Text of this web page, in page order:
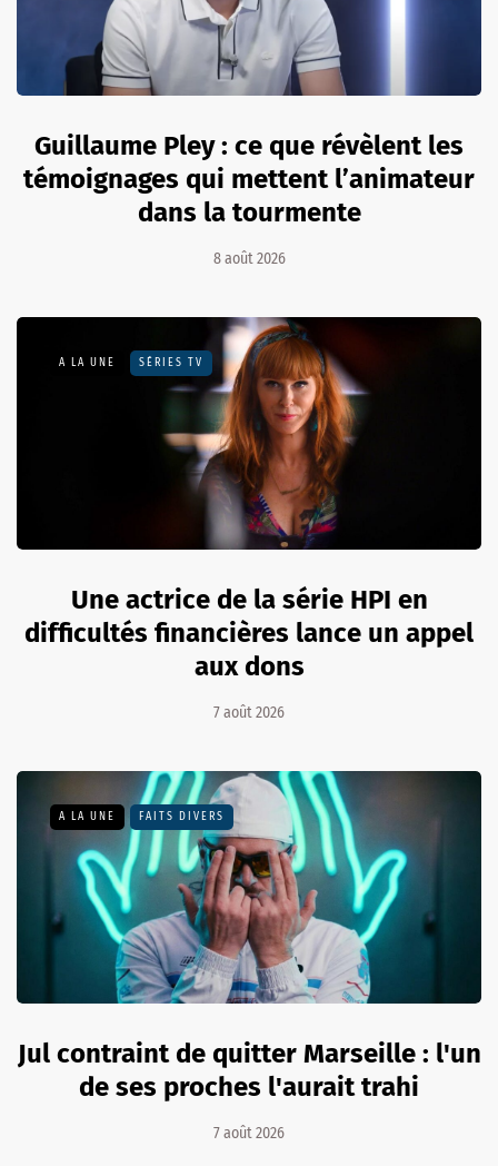
Guillaume Pley : ce que révèlent les
témoignages qui mettent l’animateur
dans la tourmente
8 août 2026
A LA UNE SÉRIES TV
Une actrice de la série HPI en
difficultés financières lance un appel
aux dons
7 août 2026
A LA UNE FAITS DIVERS
Jul contraint de quitter Marseille : l'un
de ses proches l'aurait trahi
7 août 2026